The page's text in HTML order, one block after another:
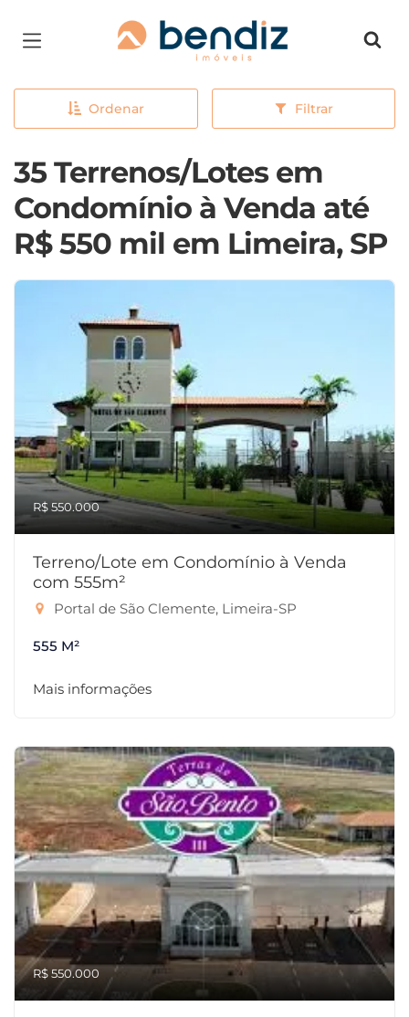
Página inicial
Ordenar Filtrar
35 Terrenos/Lotes em
Condomínio à Venda até
R$ 550 mil em Limeira, SP
R$ 550.000
Terreno/Lote em Condomínio à Venda
com 555m²
Portal de São Clemente, Limeira-SP
555 M²
Mais informações
R$ 550.000